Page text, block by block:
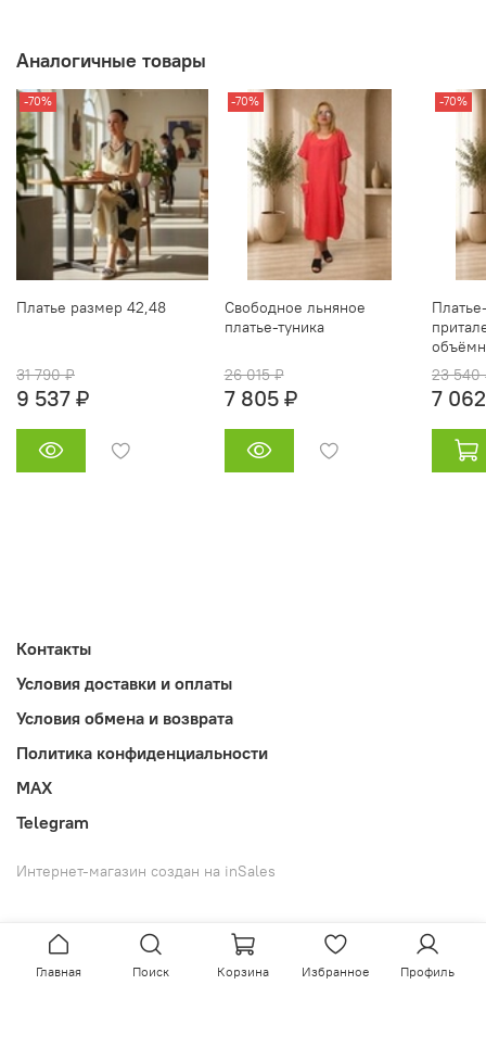
Аналогичные товары
-70%
Платье размер 42,48
31 790 ₽
9 537 ₽
-70%
Свободное льняное
платье‑туника
26 015 ₽
7 805 ₽
-70%
23 540
7
Контакты
Условия доставки и оплаты
Условия обмена и возврата
Политика конфиденциальности
MAX
Telegram
Интернет-магазин создан на inSales
Главная Поиск Корзина Избранное Профиль